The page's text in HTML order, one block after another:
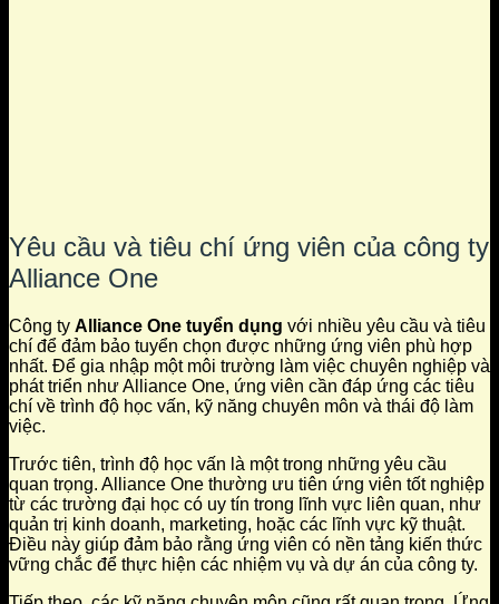
Yêu cầu và tiêu chí ứng viên của công ty
Alliance One
Công ty Alliance One tuyển dụng với nhiều yêu cầu và tiêu
chí để đảm bảo tuyển chọn được những ứng viên phù hợp
nhất. Để gia nhập một môi trường làm việc chuyên nghiệp và
phát triển như Alliance One, ứng viên cần đáp ứng các tiêu
chí về trình độ học vấn, kỹ năng chuyên môn và thái độ làm
việc.
Trước tiên, trình độ học vấn là một trong những yêu cầu
quan trọng. Alliance One thường ưu tiên ứng viên tốt nghiệp
từ các trường đại học có uy tín trong lĩnh vực liên quan, như
quản trị kinh doanh, marketing, hoặc các lĩnh vực kỹ thuật.
Điều này giúp đảm bảo rằng ứng viên có nền tảng kiến thức
vững chắc để thực hiện các nhiệm vụ và dự án của công ty.